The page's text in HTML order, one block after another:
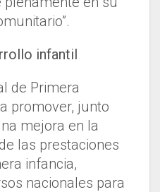
infantil
de Primera
promover, junto
mejora en la
las prestaciones
infancia,
nacionales para